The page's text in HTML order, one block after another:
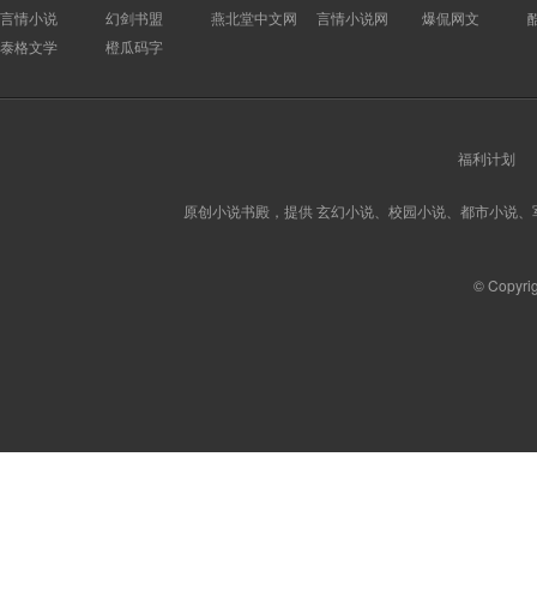
言情小说
幻剑书盟 燕北堂中文网 言情小说网 爆侃网文
泰格文学
橙瓜码字
福利计划
原创小说书殿，提供 玄幻小说、校园小说、都市小说
©